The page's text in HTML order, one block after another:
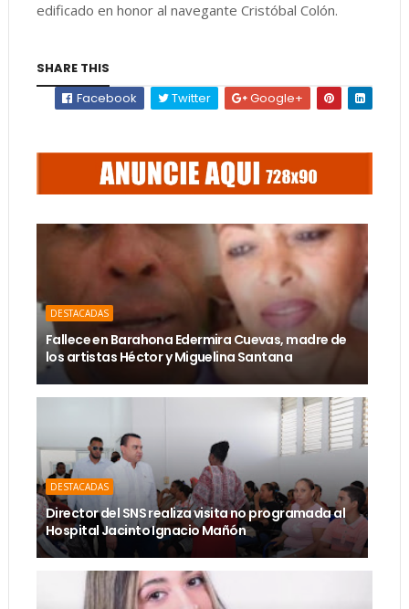
edificado en honor al navegante Cristóbal Colón.
SHARE THIS
Facebook
Twitter Google+
DESTACADAS
Fallece en Barahona Edermira Cuevas, madre de
los artistas Héctor y Miguelina Santana
DESTACADAS
Director del SNS realiza visita no programada al
Hospital Jacinto Ignacio Mañón